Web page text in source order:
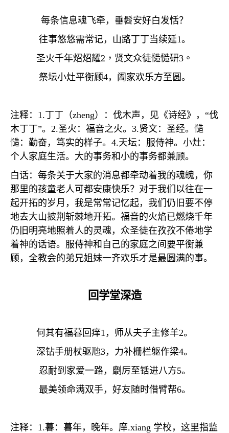
每条信息魂飞牵，垂髫安好白发恬？
往事悠悠需常记，山路丁丁当续延1。
圣火千年炤炤耀2 ，贤文众徒慥慥研3 。
祭坛小灶平衡顾4，阖家欢乐方至圆。
注释： 1.丁丁（zheng）：伐木声，见《诗经》，“伐
木丁丁”。 2.圣火：福音之火。 3.贤文：圣经。慥
慥：勤奋，笃实的样子。 4.天坛：服侍神。小灶：
个人家庭生活。大的事务和小的事务都兼顾。
白话：每条关于大家的消息都牵动着我的魂魄，你
那里的孩童老人可都安康快乐？对于我们以往在一
起开拓的岁月，我是常常记忆起，我们仍旧要不停
地去大山披荆斩棘地开拓。福音的火焰已燃烧千年
仍旧明亮地照着人的灵魂，众圣徒在孜孜不倦地学
着神的话语。服侍神和自己的家庭之间要平衡兼
顾，全教会的弟兄姐妹一齐欢乐才是最圆满的事。
回学堂深造
何其有福暮回痒1 ，师从夫子主修羊2。
深钻手册杖驱虺3，力补栅栏躯作梁4。
忍耐到家爱一路，劘厉至铦进八方5。
最美领命满双手，好友随时借臂帮6。
注释： 1.暮：暮年，晚年。庠.xiang 学校，这里指监